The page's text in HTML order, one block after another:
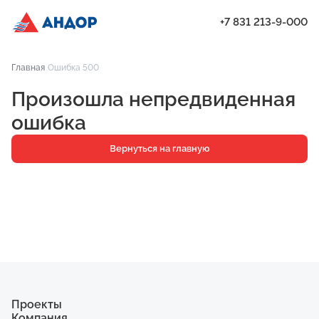
Проекты
Квартиры
Паркинг
Кладовые
+7 831 213-9-000
Главная Ошибка 500
Произошла непредвиденная
ошибка
Вернуться на главную
Проекты